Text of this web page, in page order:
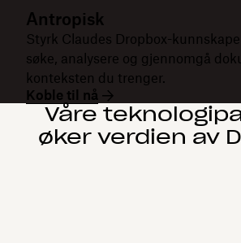
Antropisk
Styrk Claudes Dropbox-
søke, analysere og gjennomgå
konteksten du trenger.
Koble til nå
Våre
øker verdien av